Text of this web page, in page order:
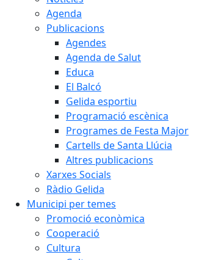
Agenda
Publicacions
Agendes
Agenda de Salut
Educa
El Balcó
Gelida esportiu
Programació escènica
Programes de Festa Major
Cartells de Santa Llúcia
Altres publicacions
Xarxes Socials
Ràdio Gelida
Municipi per temes
Promoció econòmica
Cooperació
Cultura